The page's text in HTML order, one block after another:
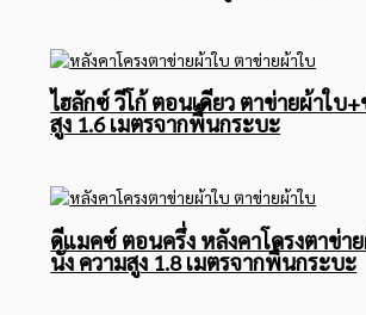
ไฮลักซ์ วีโก้ ตอนเดียว ตาข่ายผ้าใบ
สูง 1.6 เมตรจากพื้นกระบะ
ดีแมคซ์ ตอนครึ่ง หลังคาโครงตาข่า
นั่ง ความสูง 1.8 เมตรจากพื้นกระบะ